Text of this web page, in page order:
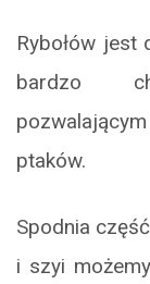
Rybołów jest
bardzo
ptaków.
Spodnia
i szyi